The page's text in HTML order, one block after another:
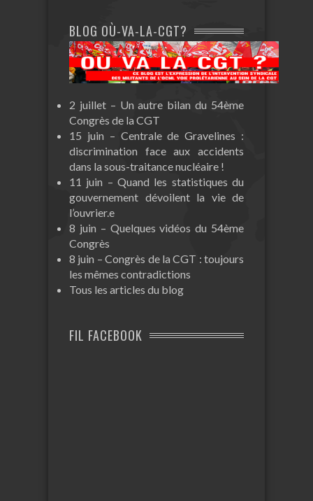
BLOG OÙ-VA-LA-CGT?
2 juillet – Un autre bilan du 54ème
Congrès de la CGT
15 juin – Centrale de Gravelines :
discrimination face aux accidents
dans la sous-traitance nucléaire !
11 juin – Quand les statistiques du
gouvernement dévoilent la vie de
l’ouvrier.e
8 juin – Quelques vidéos du 54ème
Congrès
8 juin – Congrès de la CGT : toujours
les mêmes contradictions
Tous les articles du blog
FIL FACEBOOK